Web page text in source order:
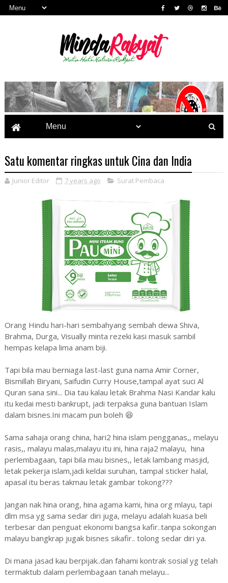
Satu komentar ringkas untuk Cina dan India
Junior Editor 7 years ago Surat Pembaca
Orang Hindu hari-hari sembahyang sembah dewa Shiva,
Brahma, Durga, Visually minta rezeki kasi masuk sambil
hempas kelapa lima anam biji.
Tapi bila mau berniaga last-last guna nama Amir Corner,
Bismillah Biryani, Saifudin Curry House,tampal ayat suci Al
Quran sana sini... Dia tau kalau letak Brahma Nasi Kandar kalu
itu kedai mesti bankrupt, jadi terpaksa guna bantuan Islam
dalam bisnes.Ini macam pun boleh 😆
Sama sahaja orang china, hari2 hina islam pengganas,, melayu
rasis,, malayu malas,malayu itu ini, hina raja2 malayu, hina
perlembagaan, tapi bila mau bisnes,, letak lambang masjid,
letak pekerja islam,jadi keldai suruhan, tampal sticker halal,
apasal itu beras takmau letak gambar tokong???
Jangan nak hina orang, hina agama kami, hina org mlayu, tapi
dlm msa yg sama sedar diri juga, melayu adalah kuasa beli
terbesar dan penguat ekonomi bangsa kafir..tanpa sokongan
malayu bangkrap jugak bisnes sikafir.. tolong sedar diri ya.
Di mana jasad kau berpijak..dan fahami kontrak sosial yg telah
termaktub dalam perlembagaan tanah melayu...